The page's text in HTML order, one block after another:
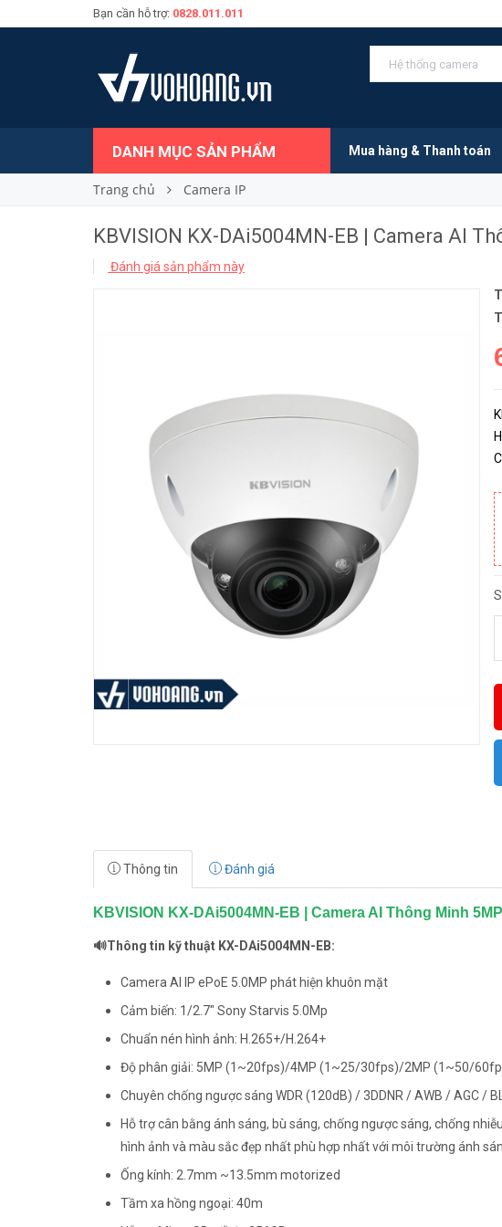
Bạn cần hỗ trợ: 0828.011.011
DANH MỤC SẢN PHẨM Mua hàng & Thanh toán
Trang chủ Camera IP
KBVISION KX-DAi5004MN-EB | Camera AI
Đánh giá sản phẩm này
Thông tin Đánh giá
KBVISION KX-DAi5004MN-EB | Camera AI Thông Minh
🔊Thông tin kỹ thuật KX-DAi5004MN-EB:
Camera AI IP ePoE 5.0MP phát hiện khuôn mặt
Cảm biến: 1/2.7" Sony Starvis 5.0Mp
Chuẩn nén hình ảnh: H.265+/H.264+
Độ phân giải: 5MP (1~20fps)/4MP (1~25/30fps)/2MP (1~50/
Chuyên chống ngược sáng WDR (120dB) / 3DDNR / AWB / AGC /
Hỗ trợ cân bằng ánh sáng, bù sáng, chống ngược sáng, chống
hình ảnh và màu sắc đẹp nhất phù hợp nhất với môi trường ánh
Ống kính: 2.7mm ~13.5mm motorized
Tầm xa hồng ngoại: 40m